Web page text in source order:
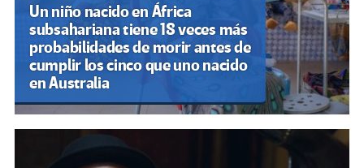
Un niño nacido en África
subsahariana tiene 18 veces más
probabilidades de morir antes de
cumplir los cinco que uno nacido
en Australia